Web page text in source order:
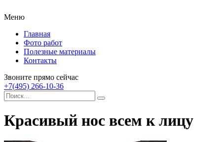
Меню
Главная
Фото работ
Полезные материалы
Контакты
Звоните прямо сейчас
+7(495) 266-10-36
Красивый нос всем к лицу